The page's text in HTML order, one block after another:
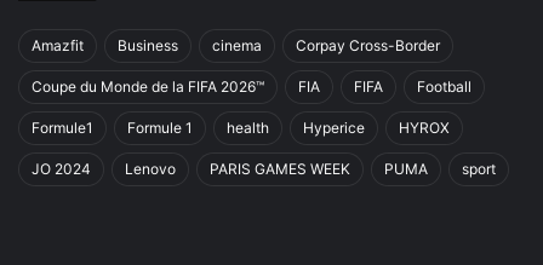
Amazfit Business cinema Corpay Cross-Border
Coupe du Monde de la FIFA 2026™ FIA FIFA Football
Formule1 Formule 1 health Hyperice HYROX
JO 2024 Lenovo PARIS GAMES WEEK PUMA sport